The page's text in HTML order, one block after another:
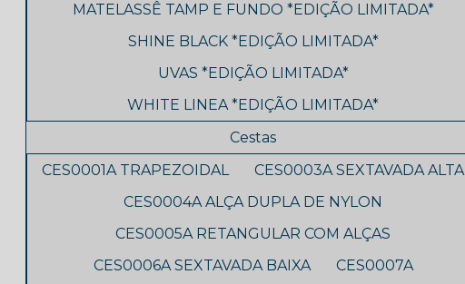
MATELASSÊ TAMP E FUNDO *EDIÇÃO LIMITADA*
SHINE BLACK *EDIÇÃO LIMITADA*
UVAS *EDIÇÃO LIMITADA*
WHITE LINEA *EDIÇÃO LIMITADA*
Cestas
CES0001A TRAPEZOIDAL
CES0003A SEXTAVADA ALTA
CES0004A ALÇA DUPLA DE NYLON
CES0005A RETANGULAR COM ALÇAS
CES0006A SEXTAVADA BAIXA
CES0007A